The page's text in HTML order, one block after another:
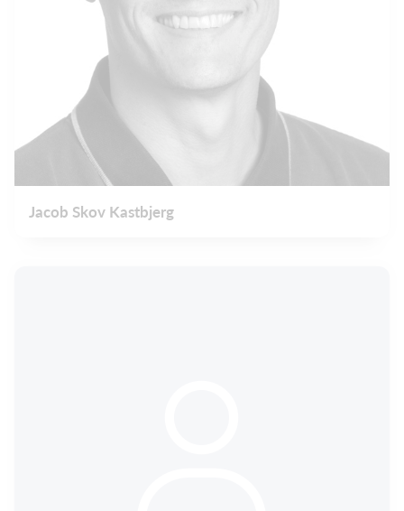
Jacob Skov Kastbjerg